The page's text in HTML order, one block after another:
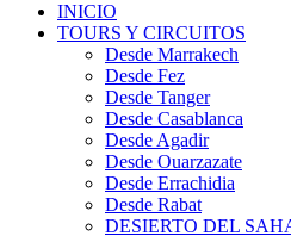
INICIO
TOURS Y CIRCUITOS
Desde Marrakech
Desde Fez
Desde Tanger
Desde Casablanca
Desde Agadir
Desde Ouarzazate
Desde Errachidia
Desde Rabat
DESIERTO DEL